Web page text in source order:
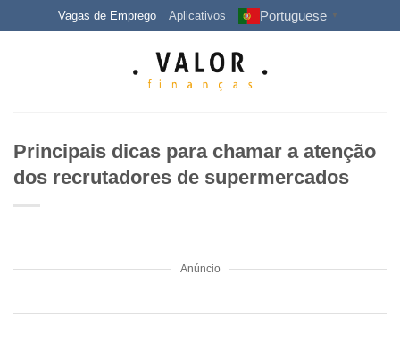
to
Vagas de Emprego Aplicativos Portuguese ▼
Principais dicas para chamar a atenção
dos recrutadores de supermercados
Anúncio